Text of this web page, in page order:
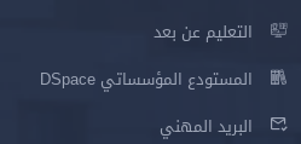
التعليم عن بعد
المستودع المؤسساتي DSpace
البريد المهني